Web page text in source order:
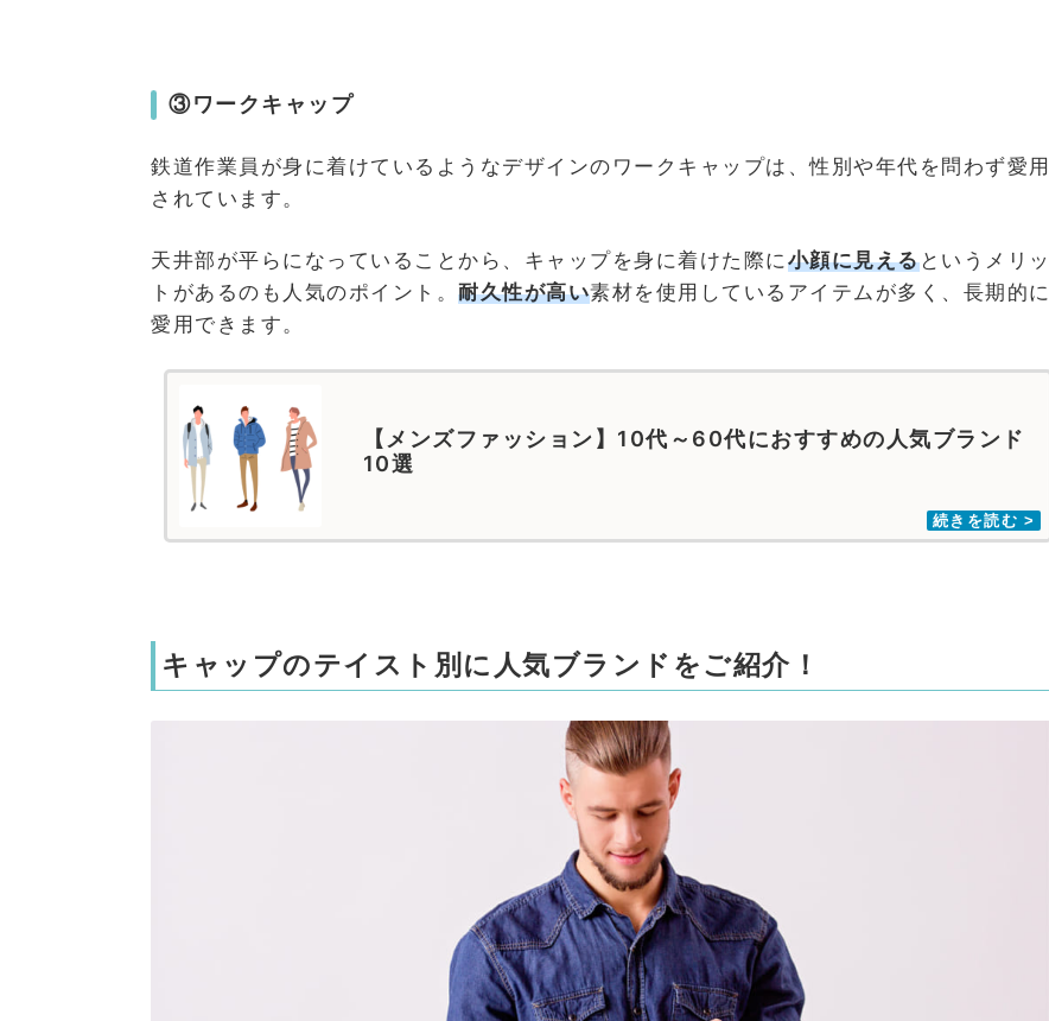
③ワークキャップ
鉄道作業員が身に着けているようなデザインのワークキャップは、性別や年代を問わず愛用
されています。
天井部が平らになっていることから、キャップを身に着けた際に小顔に見えるというメリッ
トがあるのも人気のポイント。 耐久性が高い素材を使用しているアイテムが多く、長期的に
愛用できます。
【メンズファッション】10代～60代におすすめの人気ブランド
10選
キャップのテイスト別に人気ブランドをご紹介！